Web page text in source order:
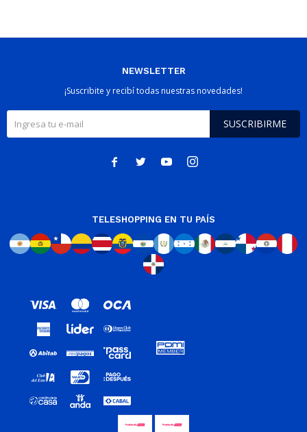
NEWSLETTER
¡Suscribite y recibí todas nuestras novedades!
SUSCRIBIRME
   
TELESHOPPING EN TU PAÍS